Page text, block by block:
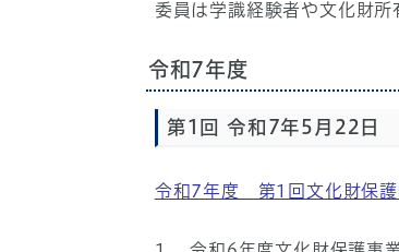
委員は学識経験者や文化財所
令和7年度
第1回 令和7年5月22日
令和7年度 第1回文化財保護